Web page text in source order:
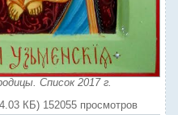
Список 2017 г.
КБ) 152055 просмотров